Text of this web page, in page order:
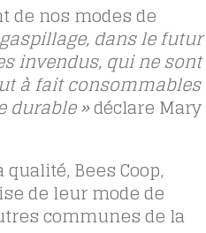
de nos modes de
dans le futur
invendus, qui ne sont
à fait consommables
durable »déclare Mary
Bees Coop,
de leur mode de
communes de la